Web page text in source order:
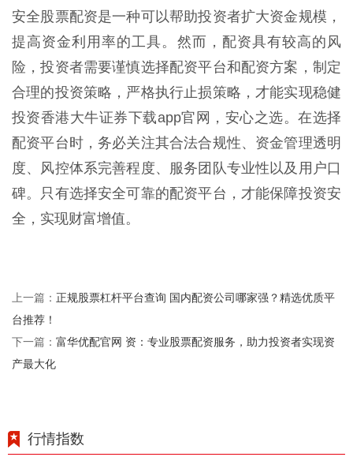
安全股票配资是一种可以帮助投资者扩大资金规模，
提高资金利用率的工具。然而，配资具有较高的风
险，投资者需要谨慎选择配资平台和配资方案，制定
合理的投资策略，严格执行止损策略，才能实现稳健
投资香港大牛证券下载app官网，安心之选。在选择
配资平台时，务必关注其合法合规性、资金管理透明
度、风控体系完善程度、服务团队专业性以及用户口
碑。只有选择安全可靠的配资平台，才能保障投资安
全，实现财富增值。
上一篇： 正规股票杠杆平台查询 国内配资公司哪家强？精选优质平
台推荐！
下一篇： 富华优配官网 资：专业股票配资服务，助力投资者实现资
产最大化
行情指数